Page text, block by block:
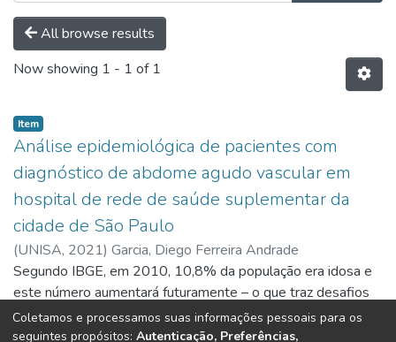
All browse results
Now showing 1 - 1 of 1
Item
Análise epidemiológica de pacientes com
diagnóstico de abdome agudo vascular em
hospital de rede de saúde suplementar da
cidade de São Paulo
(UNISA, 2021) Garcia, Diego Ferreira Andrade
Segundo IBGE, em 2010, 10,8% da população era idosa e
este número aumentará futuramente – o que traz desafios
para a saúde brasileira. Estatisticamente, os idosos são
muito submetidos a cirurgias, dentre elas, por abdome
Show more
Coletamos e processamos suas informações pessoais para os
seguintes propósitos: Autenticação, Preferências,